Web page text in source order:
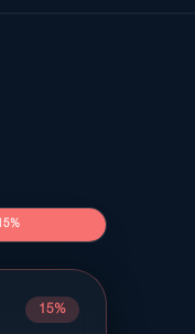
15%
15%